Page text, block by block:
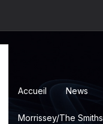
Accueil News
Morrissey/The Smiths